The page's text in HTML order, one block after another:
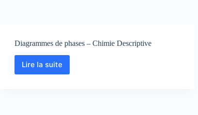
Diagrammes de phases – Chimie Descriptive
Lire la suiteDiagrammes